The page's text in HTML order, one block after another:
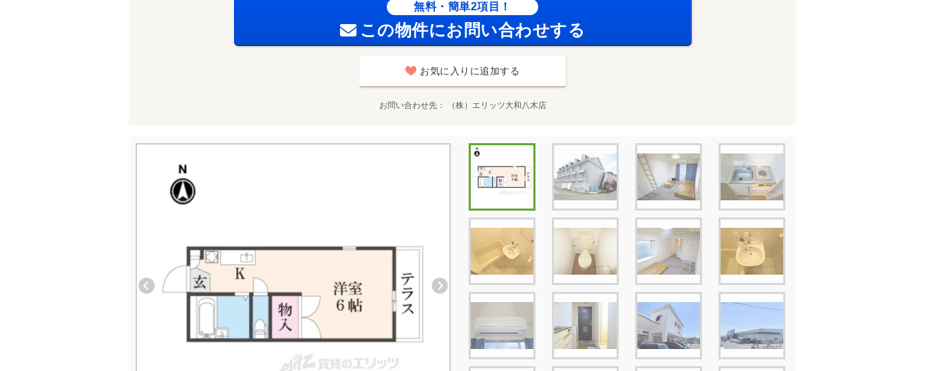
無料・簡単2項目！
この物件にお問い合わせする
お気に入りに追加する
お問い合わせ先 （株）エリッツ大和八木店